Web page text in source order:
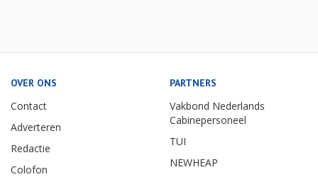
OVER ONS
Contact
Adverteren
Redactie
Colofon
PARTNERS
Vakbond Nederlands
Cabinepersoneel
TUI
NEWHEAP